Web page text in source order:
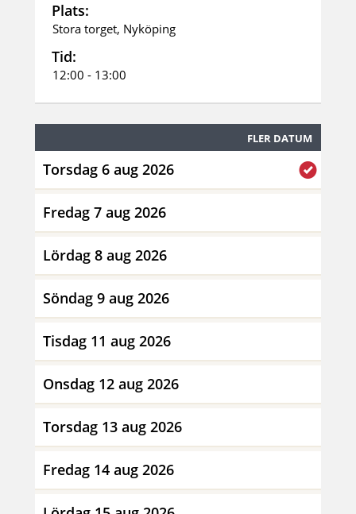
Plats:
Stora torget, Nyköping
Tid:
12:00 - 13:00
FLER DATUM
Torsdag 6 aug 2026
Fredag 7 aug 2026
Lördag 8 aug 2026
Söndag 9 aug 2026
Tisdag 11 aug 2026
Onsdag 12 aug 2026
Torsdag 13 aug 2026
Fredag 14 aug 2026